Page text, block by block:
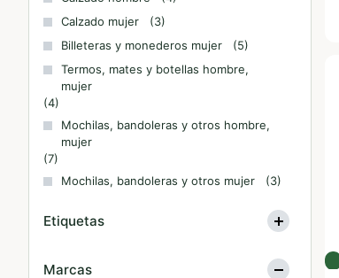
Calzado mujer
(3)
Billeteras y monederos mujer
(5)
Termos, mates y botellas hombre,
mujer
(4)
Mochilas, bandoleras y otros hombre,
mujer
(7)
Mochilas, bandoleras y otros mujer
(3)
Etiquetas
Marcas